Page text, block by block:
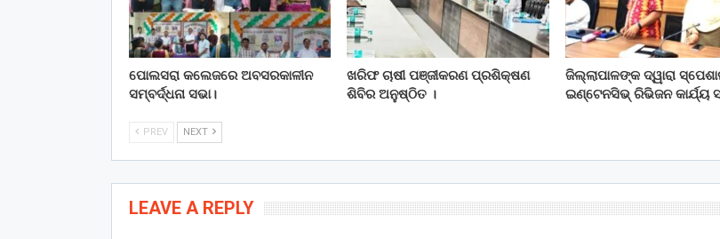
ପୋଲସରା କଲେଜରେ ଅବସରକାଳୀନ
ସମ୍ବର୍ଦ୍ଧନା ସଭା।
ଖରିଫ ଚାଷୀ ପଞ୍ଜୀକରଣ ପ୍ରଶିକ୍ଷଣ
ଶିବିର ଅନୁଷ୍ଠିତ ।
ଜିଲ୍ଲାପାଳଙ୍କ ଦ୍ୱାରା
ଇଣ୍ଟେନସିଭ୍ ରିଭିଜନ କାର୍ଯ୍ୟ
PREV NEXT
LEAVE A REPLY